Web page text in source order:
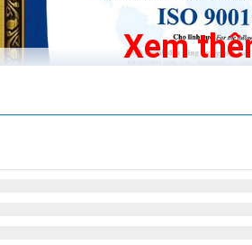
Xem